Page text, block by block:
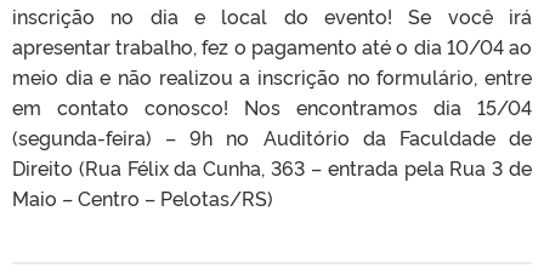
inscrição no dia e local do evento! Se você irá
apresentar trabalho, fez o pagamento até o dia 10/04 ao
meio dia e não realizou a inscrição no formulário, entre
em contato conosco! Nos encontramos dia 15/04
(segunda-feira) – 9h no Auditório da Faculdade de
Direito (Rua Félix da Cunha, 363 – entrada pela Rua 3 de
Maio – Centro – Pelotas/RS)